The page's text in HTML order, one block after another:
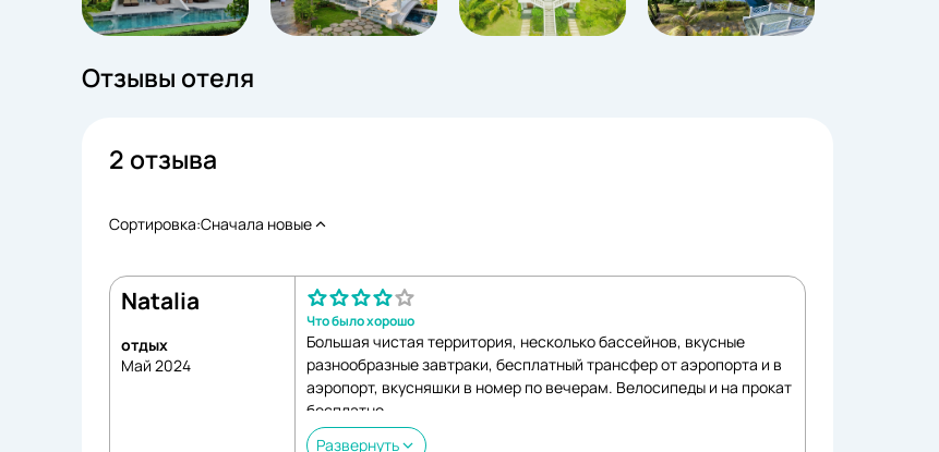
Отзывы отеля
2 отзыва
Сортировка:Сначала новые
Natalia
отдых
Май 2024
Что было хорошо
Большая чистая территория, несколько бассейнов, вкусные
разнообразные завтраки, бесплатный трансфер от аэропорта и в
аэропорт, вкусняшки в номер по вечерам. Велосипеды и на прокат
бесплатно.
Что было плохо
Развернуть